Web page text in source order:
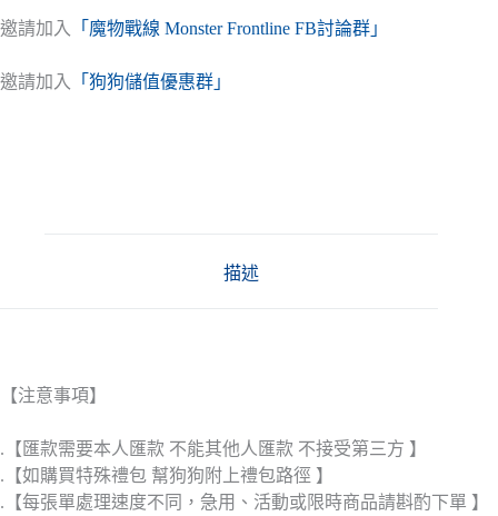
邀請加入 「魔物戰線 Monster Frontline FB討論群」
邀請加入 「狗狗儲值優惠群」
描述
【注意事項】
.【匯款需要本人匯款 不能其他人匯款 不接受第三方 】
.【如購買特殊禮包 幫狗狗附上禮包路徑 】
.【每張單處理速度不同，急用、活動或限時商品請斟酌下單 】